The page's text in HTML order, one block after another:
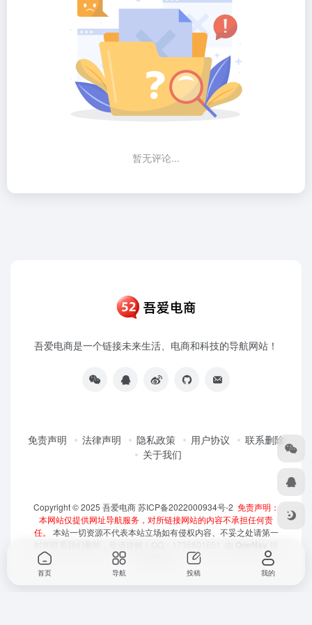
暂无评论...
吾爱电商是一个链接未来生活、电商和科技的导航网站！
免责声明 法律声明 隐私政策 用户协议
联系删除
关于我们
Copyright © 2025 吾爱电商 苏ICP备2022000934号-2 免责声明：
本网站仅提供网址导航服务，对所链接网站的内容不承担任何责
任。
本站一切资源不代表本站立场如有侵权内容、不妥之处请第一
首页 导航 投稿 我的